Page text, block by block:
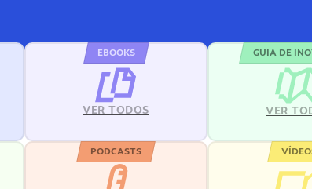
EBOOKS
VER TODOS
GUIA DE
VER
PODCASTS